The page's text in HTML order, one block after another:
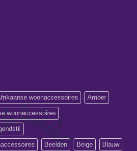
woonaccessoires Amber
woonaccessoires
Beelden Beige Blauw